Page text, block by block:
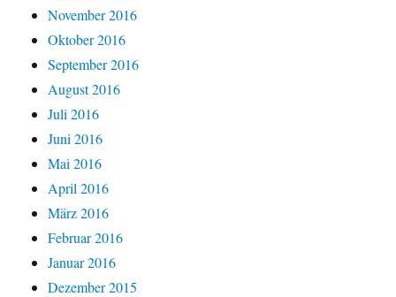
November 2016
Oktober 2016
September 2016
August 2016
Juli 2016
Juni 2016
Mai 2016
April 2016
März 2016
Februar 2016
Januar 2016
Dezember 2015